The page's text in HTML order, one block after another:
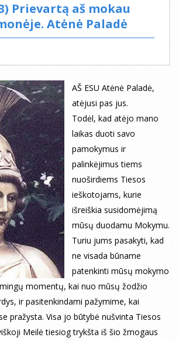
Prievartą aš mokau
Atėnė Paladė
AŠ ESU Atėnė Paladė,
atėjusi pas jus.
Todėl, kad atėjo mano
laikas duoti savo
pamokymus ir
palinkėjimus tiems
nuoširdiems Tiesos
ieškotojams, kurie
išreiškia susidomėjimą
mūsų duodamu Mokymu.
Turiu jums pasakyti, kad
ne visada būname
patenkinti mūsų mokymo
momentų, kai nuo mūsų žodžio
ir pasitenkindami pažymime, kai
pražysta. Visa jo būtybė nušvinta Tiesos
Meilė tiesiog trykšta iš šio žmogaus